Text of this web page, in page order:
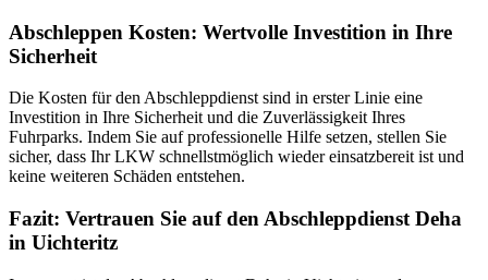
Abschleppen Kosten: Wertvolle Investition in Ihre
Sicherheit
Die Kosten für den Abschleppdienst sind in erster Linie eine
Investition in Ihre Sicherheit und die Zuverlässigkeit Ihres
Fuhrparks. Indem Sie auf professionelle Hilfe setzen, stellen Sie
sicher, dass Ihr LKW schnellstmöglich wieder einsatzbereit ist und
keine weiteren Schäden entstehen.
Fazit: Vertrauen Sie auf den Abschleppdienst Deha
in Uichteritz